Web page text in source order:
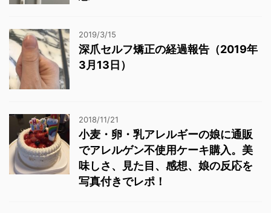
2019/3/15
深爪セルフ矯正の経過報告（2019年
3月13日）
2018/11/21
小麦・卵・乳アレルギーの娘に通販
でアレルゲン不使用ケーキ購入。美
味しさ、見た目、感想、娘の反応を
写真付きでレポ！